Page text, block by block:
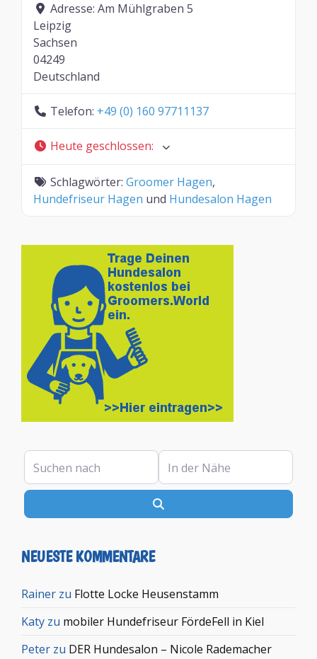
Adresse: Am Mühlgraben 5
Leipzig
Sachsen
04249
Deutschland
Telefon: +49 (0) 160 97711137
Heute geschlossen:
Schlagwörter: Groomer Hagen,
Hundefriseur Hagen und Hundesalon Hagen
Suchen nach In der Nähe
NEUESTE KOMMENTARE
Rainer zu Flotte Locke Heusenstamm
Katy zu mobiler Hundefriseur FördeFell in Kiel
Peter zu DER Hundesalon – Nicole Rademacher